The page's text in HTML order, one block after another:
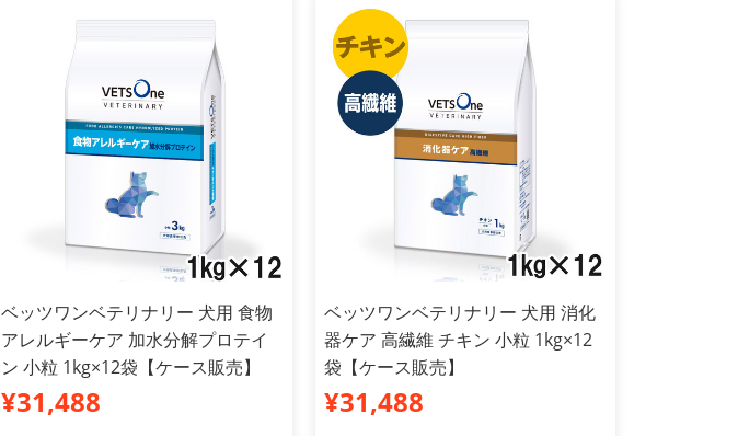
ベッツワンベテリナリー 犬用 食物
アレルギーケア 加水分解プロテイ
ン 小粒 1kg×12袋【ケース販売】
¥31,488
ベッツワンベテリナリー 犬用 消化
器ケア 高繊維 チキン 小粒 1kg×12
袋【ケース販売】
¥31,488